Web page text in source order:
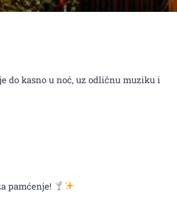
do kasno u noć, uz odličnu muziku i
pamćenje!